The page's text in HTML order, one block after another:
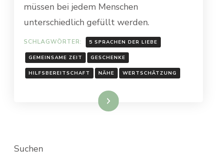
müssen bei jedem Menschen
unterschiedlich gefüllt werden.
SCHLAGWÖRTER: 5 SPRACHEN DER LIEBE
GEMEINSAME ZEIT GESCHENKE
HILFSBEREITSCHAFT NÄHE WERTSCHÄTZUNG
Weiterlesen
Suchen